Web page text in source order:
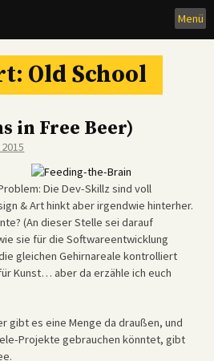
Menü
Old School
in Free Beer)
Die Dev-Skillz sind voll
& Art hinkt aber irgendwie hinterher.
(An dieser Stelle sei darauf
sie für die Softwareentwicklung
gleichen Gehirnareale kontrolliert
Kunst… aber da erzähle ich euch
gibt es eine Menge da draußen, und
Projekte gebrauchen könntet, gibt